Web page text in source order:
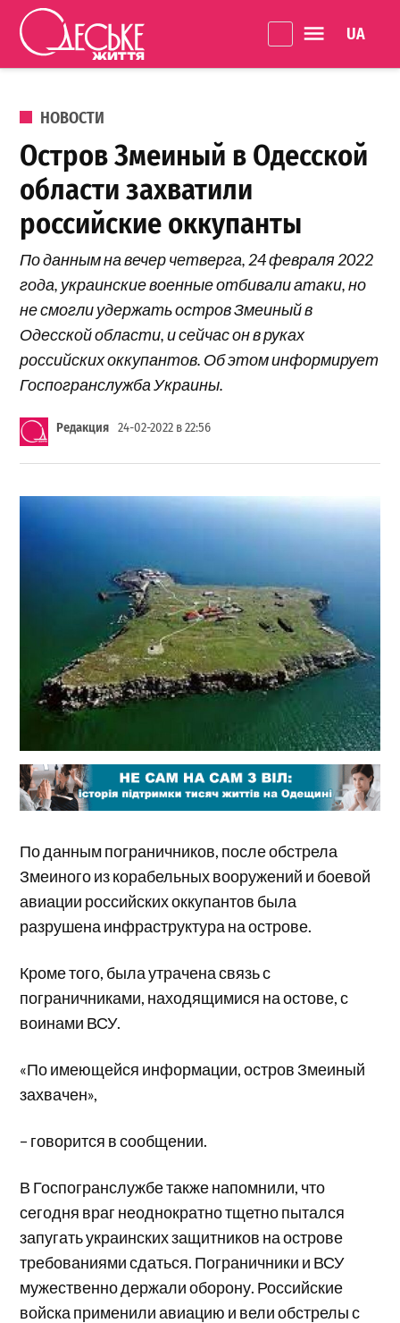
Перейти к содержанию
життя
ОПУБЛИКОВАНО В
НОВОСТИ
Остров Змеиный в Одесской
области захватили
российские оккупанты
По данным на вечер четверга, 24 февраля 2022
года, украинские военные отбивали атаки, но
не смогли удержать остров Змеиный в
Одесской области, и сейчас он в руках
российских оккупантов. Об этом информирует
Госпогранслужба Украины.
Редакция 24-02-2022 в 22:56
По данным пограничников, после обстрела
Змеиного из корабельных вооружений и боевой
авиации российских оккупантов была
разрушена инфраструктура на острове.
Кроме того, была утрачена связь с
пограничниками, находящимися на остове, с
воинами ВСУ.
«По имеющейся информации, остров Змеиный
захвачен»,
– говорится в сообщении.
В Госпогранслужбе также напомнили, что
сегодня враг неоднократно тщетно пытался
запугать украинских защитников на острове
требованиями сдаться. Пограничники и ВСУ
мужественно держали оборону. Российские
войска применили авиацию и вели обстрелы с